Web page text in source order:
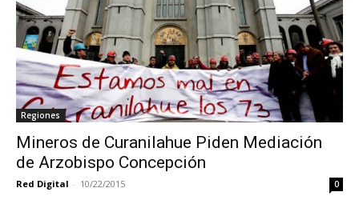
Regiones
Mineros de Curanilahue Piden Mediación
de Arzobispo Concepción
Red Digital - 10/22/2015 0